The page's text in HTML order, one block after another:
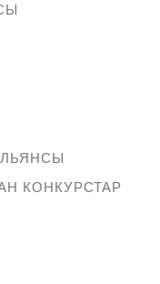
КОНКУРСТАР